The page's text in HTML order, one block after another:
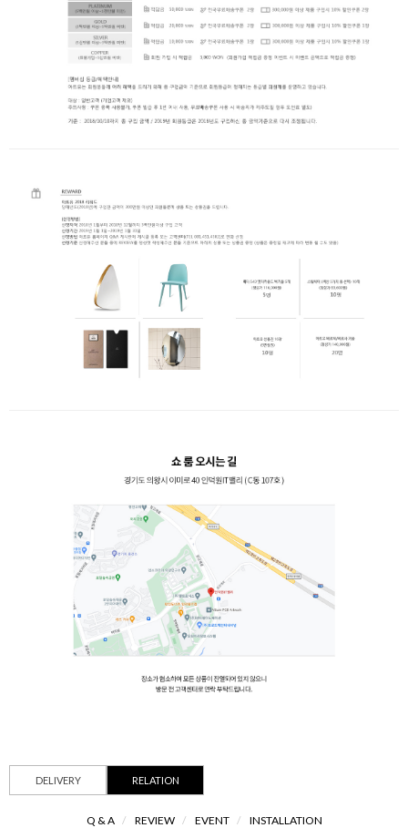
DELIVERY RELATION
Q & A / REVIEW / EVENT / INSTALLATION